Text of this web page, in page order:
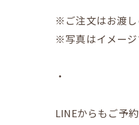
※ご注文はお渡し
※写真はイメージ
・
LINEからもご予